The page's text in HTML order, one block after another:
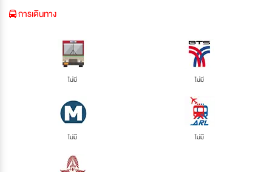
การเดินทาง
ไม่มี ไม่มี
ไม่มี ไม่มี